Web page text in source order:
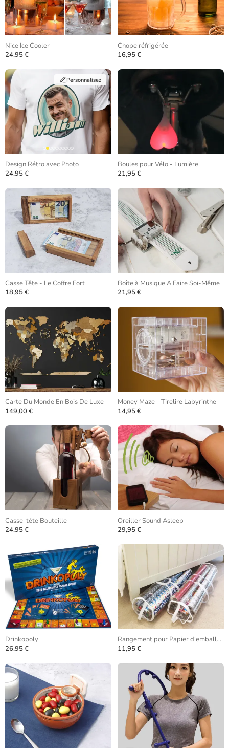
Nice Ice Cooler
24,95 €
Chope réfrigérée
16,95 €
Personnalisez
Design Rétro avec Photo
24,95 €
Boules pour Vélo - Lumière
21,95 €
Casse Tête - Le Coffre Fort
18,95 €
Boîte à Musique A Faire Soi-Même
21,95 €
Carte Du Monde En Bois De Luxe
149,00 €
Money Maze - Tirelire Labyrinthe
14,95 €
Casse-tête Bouteille
24,95 €
Oreiller Sound Asleep
29,95 €
Drinkopoly
26,95 €
Rangement pour Papier d'emballage
11,95 €